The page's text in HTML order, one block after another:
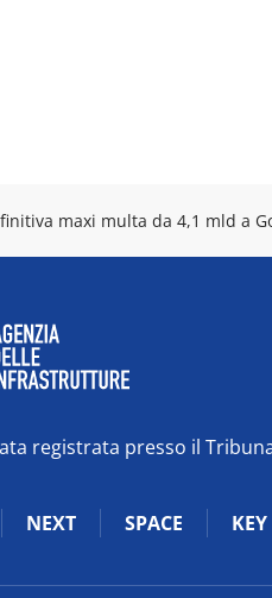
maxi multa da 4,1 mld a
registrata presso il
NEXT SPACE